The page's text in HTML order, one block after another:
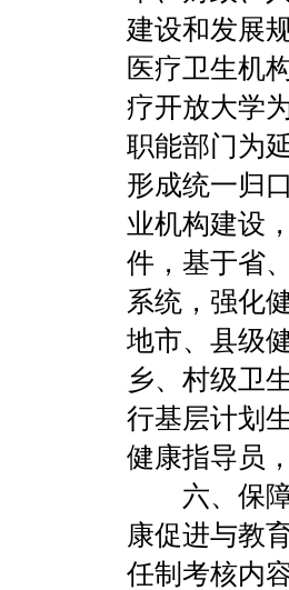
建设和发展
医疗卫生机
疗开放大学
职能部门为
形成统一归
业机构建设
件，基于省
系统，强化
地市、县级
乡、村级卫
行基层计划
健康指导员
六、保障
康促进与教
任制考核内